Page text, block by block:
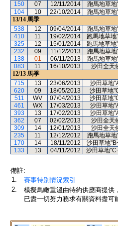
150
07 12/11/2014 跑馬地草地
104
10 22/10/2014 跑馬地草地
13/14 馬季
538
12 09/04/2014 跑馬地草地
410
11 19/02/2014 跑馬地草地
325
12 15/01/2014 跑馬地草地
232
09 11/12/2013 跑馬地草地
138
01 06/11/2013 跑馬地草地
083
11 16/10/2013 沙田全天
12/13 馬季
715
13 23/06/2013 沙田草地
620
09 18/05/2013 沙田草地
511
WV 07/04/2013 沙田草地
461
WX 17/03/2013 沙田草地
393
13 17/02/2013 沙田草地
362
07 02/02/2013 沙田全天
309
14 12/01/2013 沙田全天
235
11 12/12/2012 跑馬地草地
170
14 18/11/2012 沙田草地
133
13 04/11/2012 沙田草地
備註:
1.
賽事特別情況索引
2.
模擬鳥瞰重溫由特約供應商提供
已盡一切努力務求有關資料盡可